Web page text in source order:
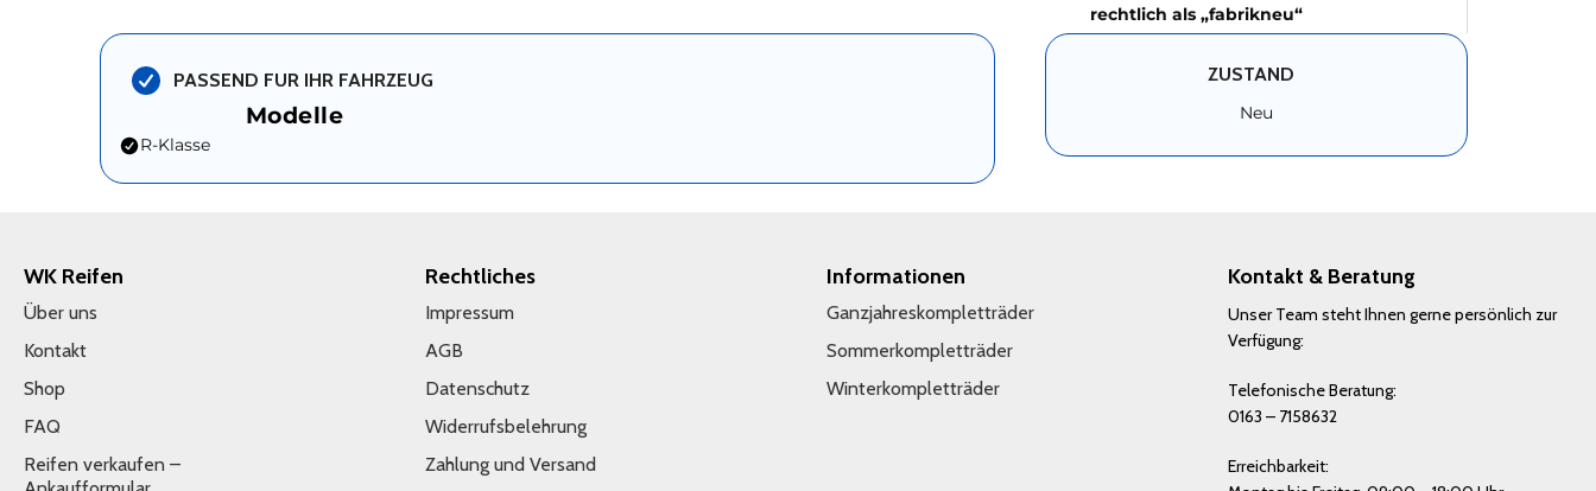
rechtlich als „fabrikneu“
PASSEND FUR IHR FAHRZEUG
Modelle
R-Klasse
ZUSTAND
Neu
WK Reifen
Über uns
Kontakt
Shop
FAQ
Reifen verkaufen –
Rechtliches
Impressum
AGB
Datenschutz
Widerrufsbelehrung
Zahlung und Versand
Informationen
Ganzjahreskompletträder
Sommerkompletträder
Winterkompletträder
Kontakt & Beratung
Unser Team steht Ihnen gerne persönlich zur
Verfügung:
Telefonische Beratung:
0163 – 7158632
Erreichbarkeit: